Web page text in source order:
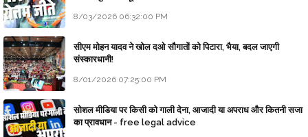
8/03/2026 06:32:00 PM
सीएम मोहन यादव ने खोल दओ सौगातों को पिटारा, भैया, बदल जाएगी
संस्कारधानी!
8/01/2026 07:25:00 PM
सोशल मीडिया पर किसी को गाली देना, आजादी या अपराध और कितनी सजा
का प्रावधान - free legal advice